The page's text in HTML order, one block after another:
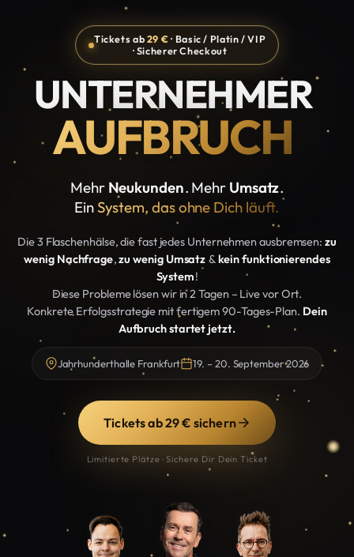
Tickets ab29 €· Basic / Platin / VIP
· Sicherer Checkout
UNTERNEHMER
AUFBRUCH
Mehr Neukunden. Mehr Umsatz.
Ein System, das ohne Dich läuft.
Die 3 Flaschenhälse, die fast jedes Unternehmen ausbremsen:zu
wenig Nachfrage,zu wenig Umsatz & kein funktionierendes
System!
Diese Probleme lösen wir in 2 Tagen – Live vor Ort.
Konkrete Erfolgsstrategie mit fertigem 90-Tages-Plan. Dein
Aufbruch startet jetzt.
Jahrhunderthalle Frankfurt 19. – 20. September 2026
Tickets ab 29 € sichern
Limitierte Plätze · Sichere Dir Dein Ticket